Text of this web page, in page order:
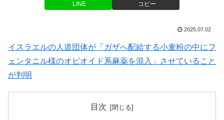
LINE コピー
2025.07.02
イスラエルの人道団体が「ガザへ配給する小麦粉の中にフ
ェンタニル様のオピオイド系麻薬を混入」させていること
が判明
目次